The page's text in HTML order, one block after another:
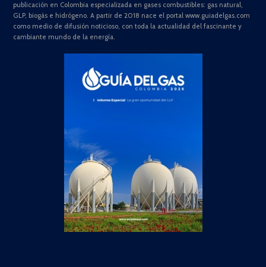
publicación en Colombia especializada en gases combustibles: gas natural,
GLP, biogás e hidrógeno. A partir de 2018 nace el portal www.guiadelgas.com
como medio de difusión noticioso, con toda la actualidad del fascinante y
cambiante mundo de la energía.